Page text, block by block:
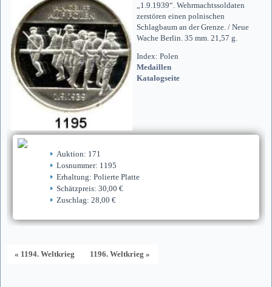
„1.9.1939“. Wehrmachtssoldaten
zerstören einen polnischen
Schlagbaum an der Grenze. / Neue
Wache Berlin. 35 mm. 21,57 g.
Index: Polen
Medaillen
Katalogseite
Auktion: 171
Losnummer: 1195
Erhaltung: Polierte Platte
Schätzpreis: 30,00 €
Zuschlag: 28,00 €
« 1194. Weltkrieg 1196. Weltkrieg »